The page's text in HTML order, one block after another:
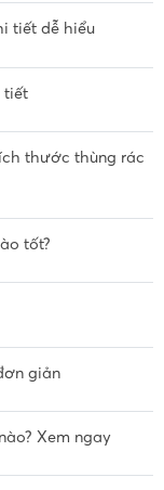
tiết dễ hiểu
tiết
thước thùng rác
tốt?
giản
Xem ngay